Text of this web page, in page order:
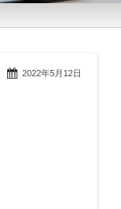
2022年5月12日